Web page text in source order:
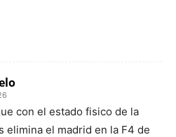
con el estado fisico de la
elimina el madrid en la F4 de